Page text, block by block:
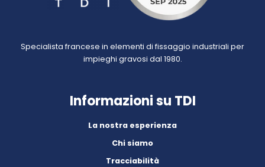
Specialista francese in elementi di fissaggio industriali per
impieghi gravosi dal 1980.
Informazioni su TDI
La nostra esperienza
Chi siamo
Tracciabilità